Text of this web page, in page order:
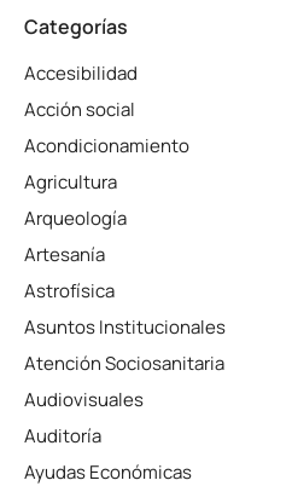
Categorías
Accesibilidad
Acción social
Acondicionamiento
Agricultura
Arqueología
Artesanía
Astrofísica
Asuntos Institucionales
Atención Sociosanitaria
Audiovisuales
Auditoría
Ayudas Económicas